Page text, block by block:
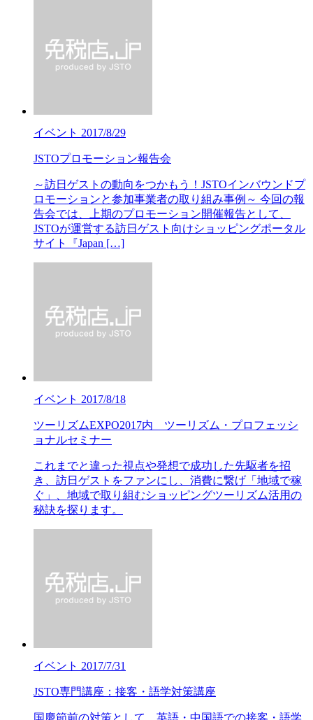
イベント 2017/8/29
JSTOプロモーション報告会
～訪日ゲストの動向をつかもう！JSTOインバウンドプ
ロモーションと参加事業者の取り組み事例～ 今回の報
告会では、上期のプロモーション開催報告として、
JSTOが運営する訪日ゲスト向けショッピングポータル
サイト『Japan […]
イベント 2017/8/18
ツーリズムEXPO2017内 ツーリズム・プロフェッシ
ョナルセミナー
これまでと違った視点や発想で成功した先駆者を招
き、訪日ゲストをファンにし、消費に繋げ「地域で稼
ぐ」、地域で取り組むショッピングツーリズム活用の
秘訣を探ります。
イベント 2017/7/31
JSTO専門講座：接客・語学対策講座
国慶節前の対策として、英語・中国語での接客・語学